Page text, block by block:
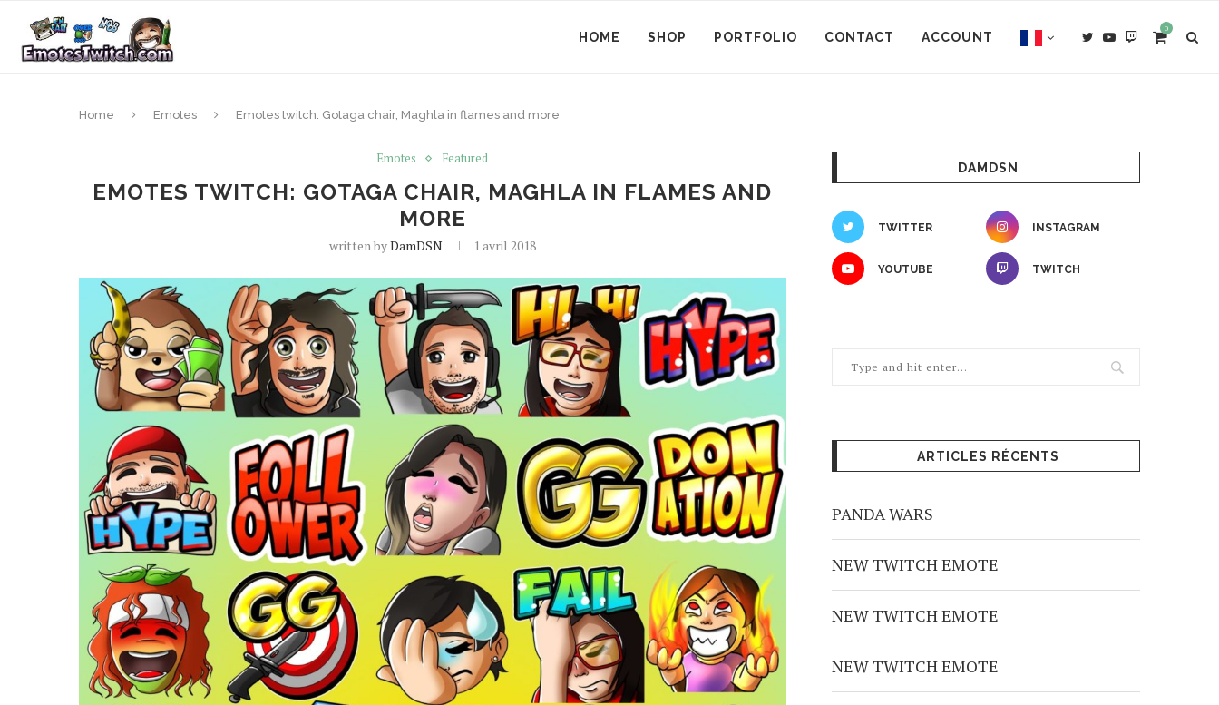
HOME SHOP PORTFOLIO CONTACT ACCOUNT
0
Home Emotes Emotes twitch: Gotaga chair, Maghla in flames and more
Emotes Featured
EMOTES TWITCH: GOTAGA CHAIR, MAGHLA IN FLAMES AND
MORE
written byDamDSN 1 avril 2018
DAMDSN
TWITTER INSTAGRAM
YOUTUBE TWITCH
ARTICLES RÉCENTS
PANDA WARS
NEW TWITCH EMOTE
NEW TWITCH EMOTE
NEW TWITCH EMOTE